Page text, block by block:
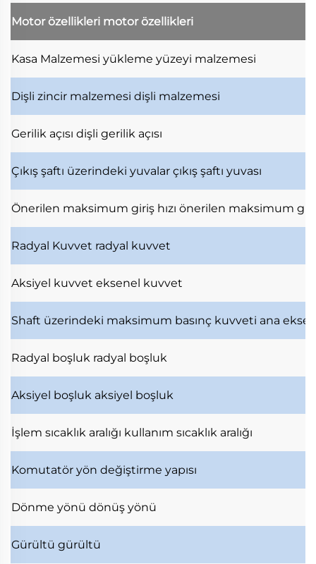
Motor özellikleri motor özellikleri
Kasa Malzemesi yükleme yüzeyi malzemesi
Dişli zincir malzemesi dişli malzemesi
Gerilik açısı dişli gerilik açısı
Çıkış şaftı üzerindeki yuvalar çıkış şaftı yuvası
Önerilen maksimum giriş hızı önerilen maksimum
Radyal Kuvvet radyal kuvvet
Aksiyel kuvvet eksenel kuvvet
Shaft üzerindeki maksimum basınç kuvveti ana
Radyal boşluk radyal boşluk
Aksiyel boşluk aksiyel boşluk
İşlem sıcaklık aralığı kullanım sıcaklık aralığı
Komutatör yön değiştirme yapısı
Dönme yönü dönüş yönü
Gürültü gürültü